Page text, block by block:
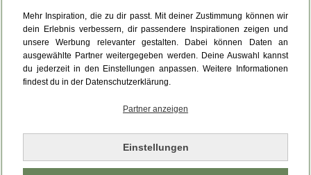
Mehr Inspiration, die zu dir passt. Mit deiner Zustimmung können wir
dein Erlebnis verbessern, dir passendere Inspirationen zeigen und
unsere Werbung relevanter gestalten. Dabei können Daten an
ausgewählte Partner weitergegeben werden. Deine Auswahl kannst
du jederzeit in den Einstellungen anpassen. Weitere Informationen
findest du in der Datenschutzerklärung.
Partner anzeigen
Einstellungen
Da ist etwas schiefgelaufen.
Leider ist ein technischer Fehler aufgetreten.
Bitte laden Sie die Seite neu.